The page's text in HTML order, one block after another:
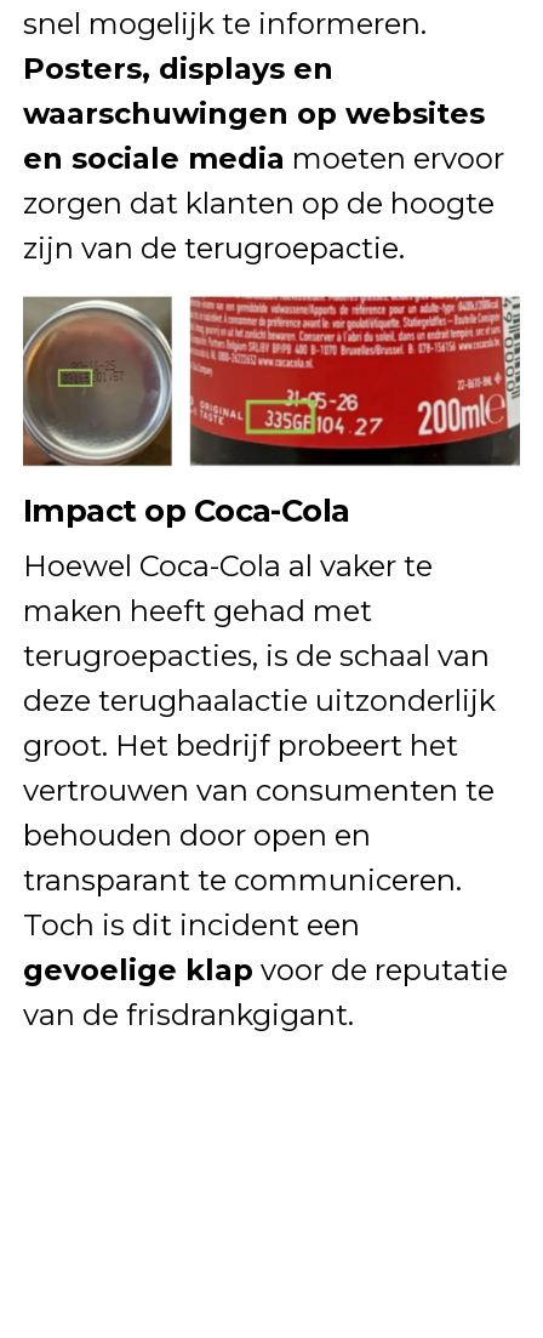
snel mogelijk te informeren.
Posters, displays en
waarschuwingen op websites
en sociale media moeten ervoor
zorgen dat klanten op de hoogte
zijn van de terugroepactie.
Impact op Coca-Cola
Hoewel Coca-Cola al vaker te
maken heeft gehad met
terugroepacties, is de schaal van
deze terughaalactie uitzonderlijk
groot. Het bedrijf probeert het
vertrouwen van consumenten te
behouden door open en
transparant te communiceren.
Toch is dit incident een
gevoelige klap voor de reputatie
van de frisdrankgigant.